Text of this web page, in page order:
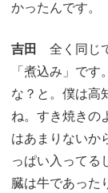
かったんです。
吉田 全く同じ
「煮込み」で
な？と。僕は高
ね。すき焼きの
はあまりないか
っぱい入ってる
臓は牛であった